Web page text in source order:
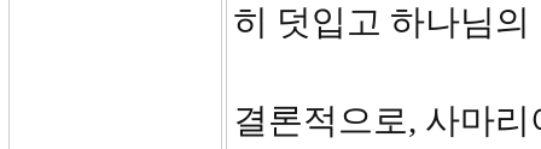
히 덧입고 하나님
결론적으로, 사마